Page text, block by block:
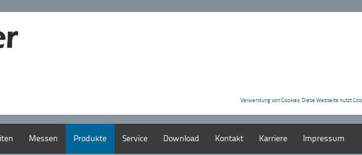
Verwendung von Cookies: Diese Webseite nutzt
Messen Produkte Service Download Kontakt Karriere Impressum